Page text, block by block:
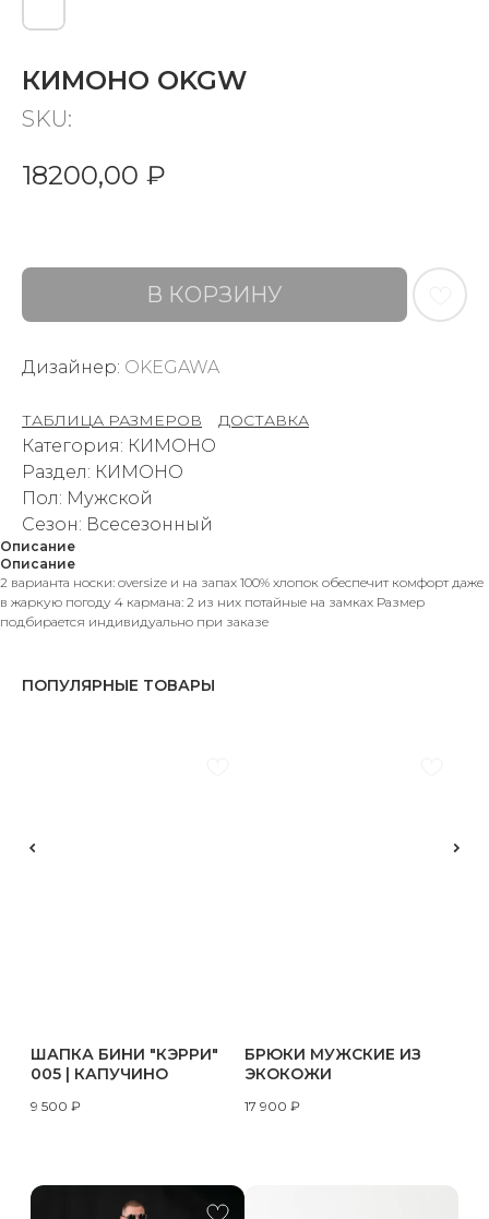
КИМОНО OKGW
SKU:
18200,00 ₽
В КОРЗИНУ
Дизайнер: OKEGAWA
ТАБЛИЦА РАЗМЕРОВ ДОСТАВКА
Категория: КИМОНО
Раздел: КИМОНО
Пол: Мужской
Сезон: Всесезонный
Описание
Описание
2 варианта носки: oversize и на запах 100% хлопок обеспечит комфорт даже
в жаркую погоду 4 кармана: 2 из них потайные на замках Размер
подбирается индивидуально при заказе
ПОПУЛЯРНЫЕ ТОВАРЫ
ШАПКА БИНИ "КЭРРИ"
005 | КАПУЧИНО
9 500 ₽
БРЮКИ МУЖСКИЕ ИЗ
ЭКОКОЖИ
17 900 ₽